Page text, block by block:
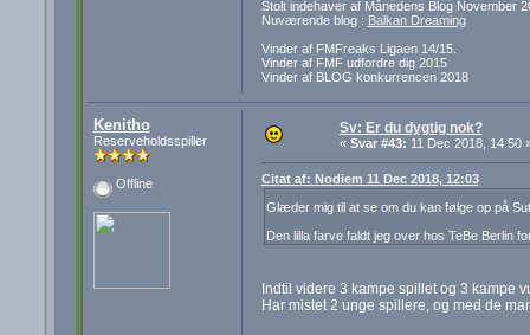
Stolt indehaver af Månedens Blog November
Nuværende blog : Balkan Dreaming
Vinder af FMFreaks Ligaen 14/15.
Vinder af FMF udfordre dig 2015
Vinder af BLOG konkurrencen 2018
Kenitho
Reserveholdsspiller
Offline
Sv: Er du dygtig nok?
« Svar #43: 11 Dec 2018, 14:50
Citat af: Nodiem 11 Dec 2018, 12:03
Glæder mig til at se om du kan følge op på
Den lilla farve faldt jeg over hos TeBe Berlin
Indtil videre 3 kampe spillet og 3 kampe
Har mistet 2 unge spillere, og med de